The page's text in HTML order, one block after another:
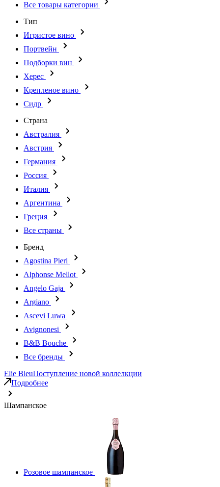
Все товары категории
Тип
Игристое вино
Портвейн
Подборки вин
Херес
Крепленое вино
Сидр
Страна
Австралия
Австрия
Германия
Россия
Италия
Аргентина
Греция
Все страны
Бренд
Agostina Pieri
Alphonse Mellot
Angelo Gaja
Argiano
Ascevi Luwa
Avignonesi
B&B Bouche
Все бренды
Elie BleuПоступление новой коллелкции
Подробнее
Шампанское
Розовое шампанское